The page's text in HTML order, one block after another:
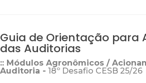
Guia de Orientação para
das Auditorias
:: Módulos Agronômicos /
Auditoria - 18º Desafio CESB 25/26